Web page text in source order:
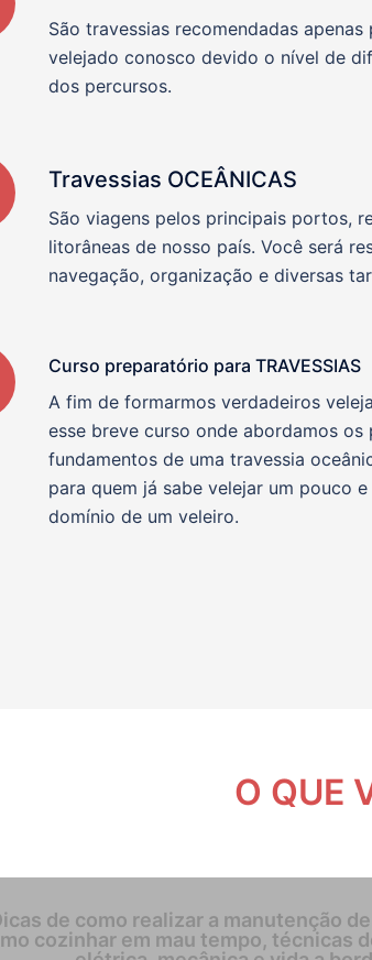
São travessias recomendadas apenas
velejado conosco devido o nível de
dos percursos.
Travessias OCEÂNICAS
São viagens pelos principais portos,
litorâneas de nosso país. Você será
navegação, organização e diversas
Curso preparatório para TRAVESSIAS
A fim de formarmos verdadeiros
esse breve curso onde abordamos os
fundamentos de uma travessia
para quem já sabe velejar um pouco
domínio de um veleiro.
O QUE
de como realizar a manutenção
cozinhar em mau tempo, técnicas